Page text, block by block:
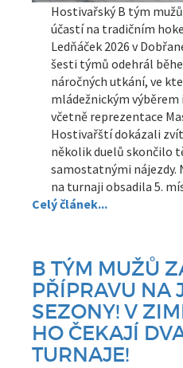
Hostivařský B tým
účastí na tradičním
Ledňáček 2026 v
šesti týmů odehrál
náročných utkání, ve
mládežnickým výběrem
včetně reprezentace
Hostivařští dokázali
několik duelů skončilo
samostatnými nájezdy.
na turnaji obsadila 5.
Celý článek...
B TÝM MUŽŮ
PŘÍPRAVU NA
SEZONY! V
HO ČEKAJÍ
TURNAJE!